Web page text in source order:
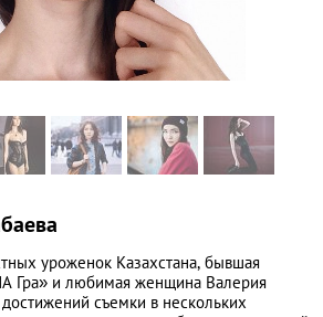
уроженок Казахстана, бывшая
Гра» и любимая женщина Валерия
съемки в нескольких